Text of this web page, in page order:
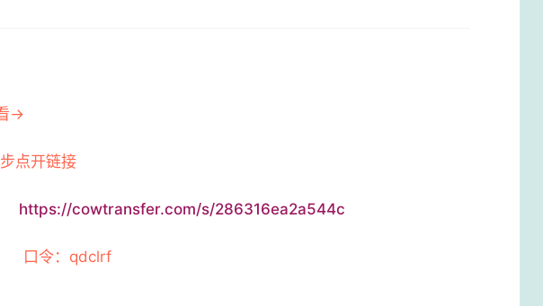
→
开链接
https://cowtransfer.com/s/286316ea2a544c
qdclrf